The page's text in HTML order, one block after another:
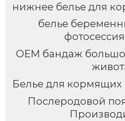
нижнее белье для
белье
OEM бандаж
Белье для кормящих
Послеродовой